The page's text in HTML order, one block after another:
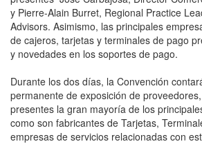
y Pierre-Alain Burret, Regional Practice
Advisors. Asimismo, las principales
de cajeros, tarjetas y terminales de pago
y novedades en los soportes de pago.
Durante los dos días, la Convención
permanente de exposición de
presentes la gran mayoría de los
como son fabricantes de Tarjetas,
empresas de servicios relacionadas con